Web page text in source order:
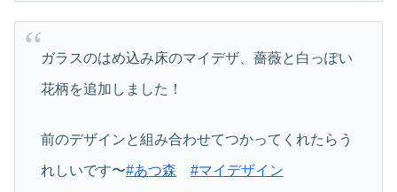
ガラスのはめ込み床のマイデザ、薔薇と白っぽい
花柄を追加しました！
前のデザインと組み合わせてつかってくれたらう
れしいです〜#あつ森 #マイデザイン